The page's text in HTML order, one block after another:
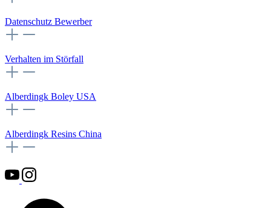
Datenschutz Bewerber
Verhalten im Störfall
Alberdingk Boley USA
Alberdingk Resins China